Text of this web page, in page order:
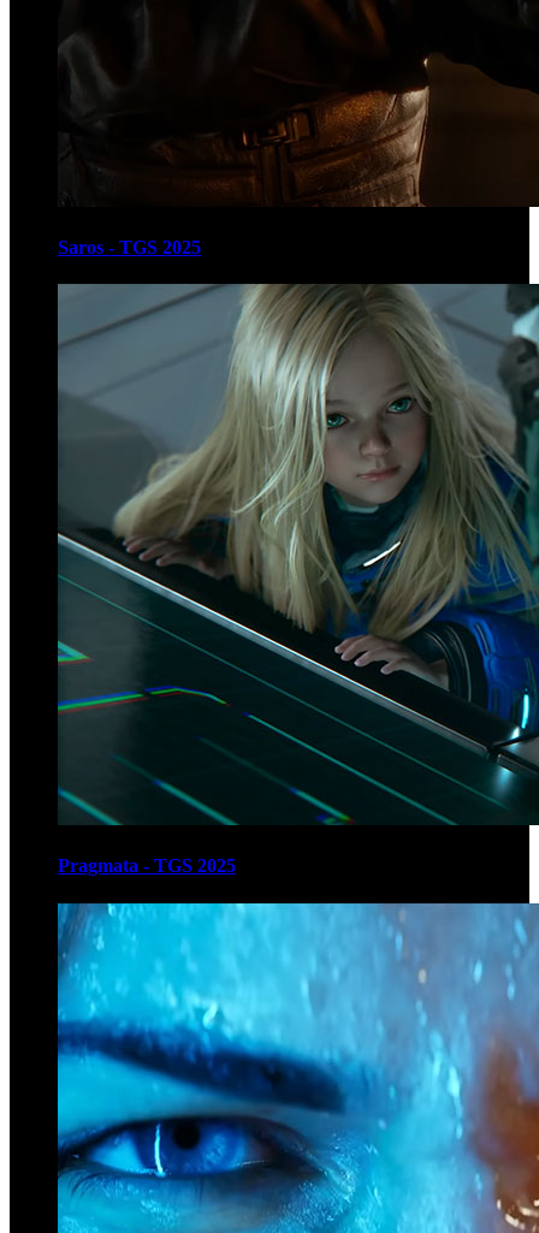
Saros - TGS 2025
Pragmata - TGS 2025